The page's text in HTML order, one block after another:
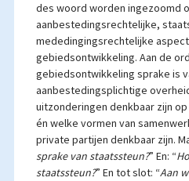
des woord worden ingezoomd
aanbestedingsrechtelijke,
mededingingsrechtelijke
gebiedsontwikkeling. Aan de
gebiedsontwikkeling sprake is
aanbestedingsplichtige
uitzonderingen denkbaar zijn
én welke vormen van
private partijen denkbaar zijn.
sprake van staatssteun?” En: “
staatssteun?” En tot slot: “Aan